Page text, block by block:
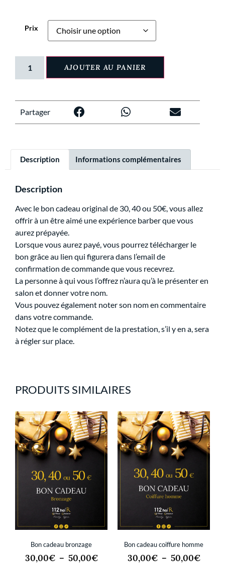
Prix
AJOUTER AU PANIER
Partager
Description Informations complémentaires
Description
Avec le bon cadeau original de 30, 40 ou 50€, vous allez
offrir à un être aimé une expérience barber que vous
aurez prépayée.
Lorsque vous aurez payé, vous pourrez télécharger le
bon grâce au lien qui figurera dans l’email de
confirmation de commande que vous recevrez.
La personne à qui vous l’offrez n’aura qu’à le présenter en
salon et donner votre nom.
Vous pouvez également noter son nom en commentaire
dans votre commande.
Notez que le complément de la prestation, s’il y en a, sera
à régler sur place.
PRODUITS SIMILAIRES
Bon cadeau bronzage
30,00€ – 50,00€
Bon cadeau coiffure homme
30,00€ – 50,00€